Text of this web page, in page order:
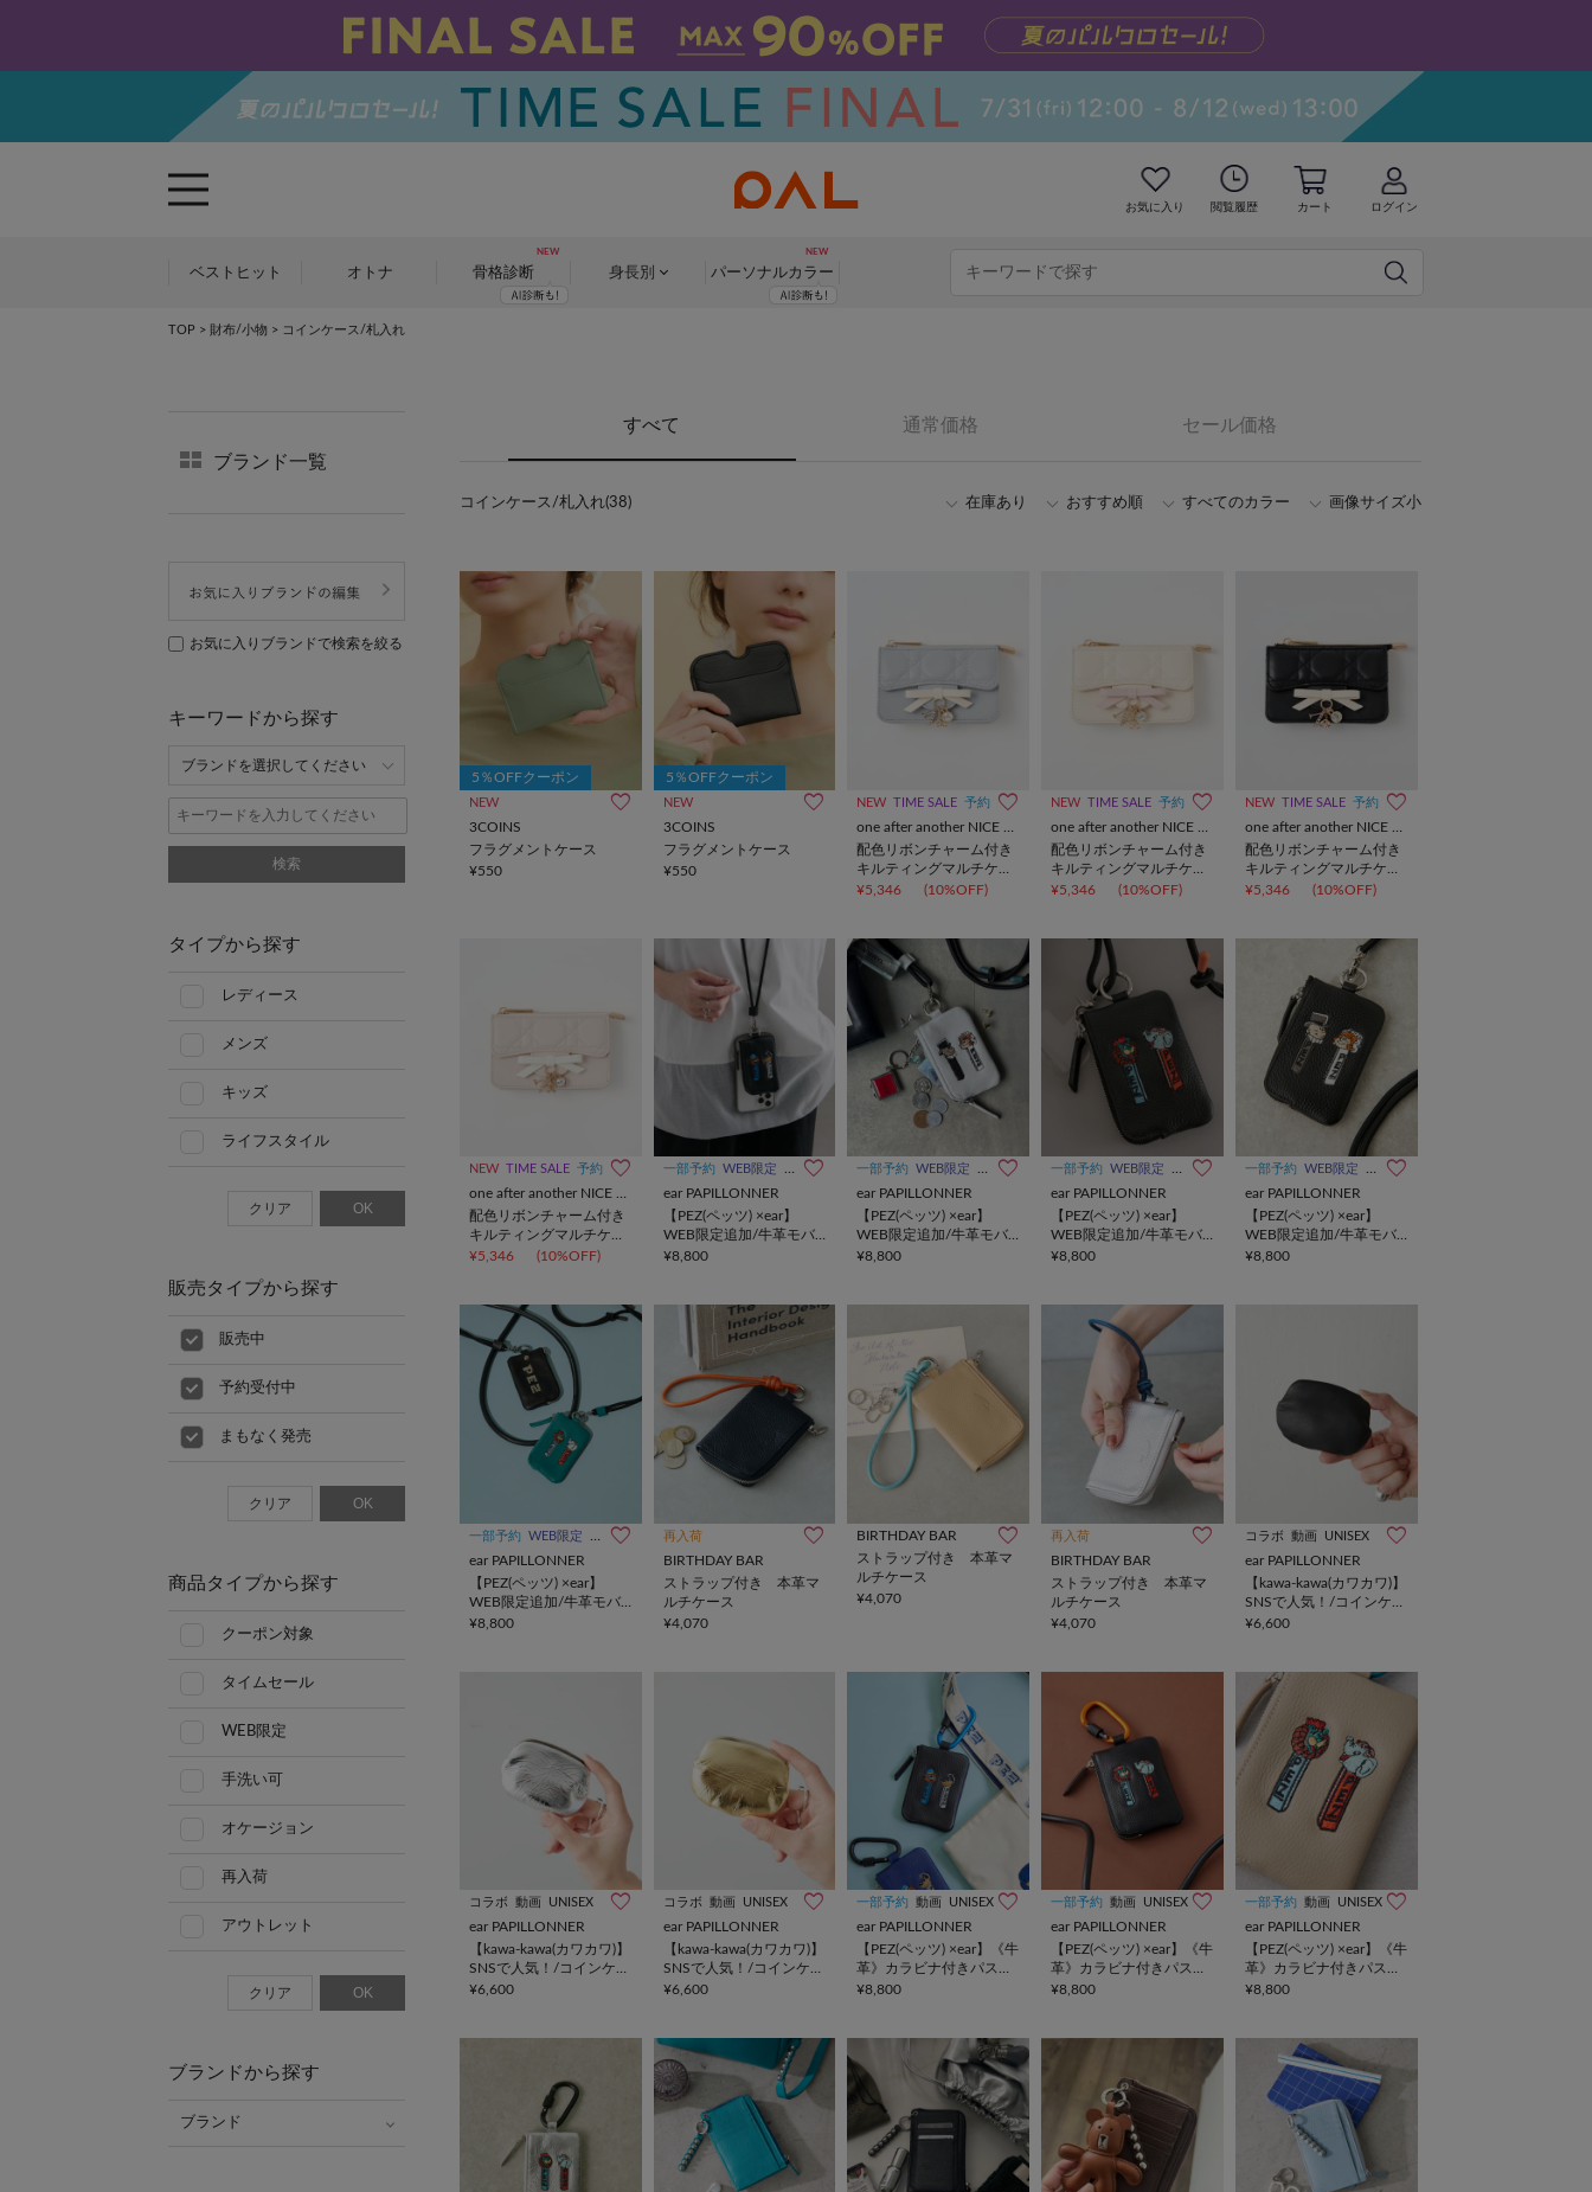
お気に入り 閲覧履歴 カート ログイン
ベストヒット オトナ 骨格診断 身長別 パーソナルカラー
TOP > 財布/小物 > コインケース/札入れ
すべて 通常価格 セール価格
コインケース/札入れ(38) 在庫あり おすすめ順 すべてのカラー 画像サイズ小
5％OFFクーポン
NEW
3COINS
フラグメントケース
¥550
5％OFFクーポン
NEW
3COINS
フラグメントケース
¥550
NEW TIME SALE 予約
配色リボンチャーム付き
キルティングマルチケー
ス
¥5,346 (10%OFF)
NEW TIME SALE 予約
配色リボンチャーム付き
キルティングマルチケー
ス
¥5,346 (10%OFF)
NEW TIME SALE 予約
配色リボンチャーム付き
キルティングマルチケー
ス
¥5,346 (10%OFF)
NEW TIME SALE 予約
配色リボンチャーム付き
キルティングマルチケー
ス
¥5,346 (10%OFF)
一部予約 WEB限定 UNISEX
ear PAPILLONNER
【PEZ(ペッツ) ×ear】
WEB限定追加/牛革モバ
イルストラップショルダ
¥8,800
一部予約 WEB限定 UNISEX
ear PAPILLONNER
【PEZ(ペッツ) ×ear】
WEB限定追加/牛革モバ
イルストラップショルダ
¥8,800
一部予約 WEB限定 UNISEX
ear PAPILLONNER
【PEZ(ペッツ) ×ear】
WEB限定追加/牛革モバ
イルストラップショルダ
¥8,800
一部予約 WEB限定 UNISEX
ear PAPILLONNER
【PEZ(ペッツ) ×ear】
WEB限定追加/牛革モバ
イルストラップショルダ
¥8,800
一部予約 WEB限定 UNISEX
ear PAPILLONNER
【PEZ(ペッツ) ×ear】
WEB限定追加/牛革モバ
イルストラップショルダ
¥8,800
再入荷
BIRTHDAY BAR
ストラップ付き 本革マ
ルチケース
¥4,070
BIRTHDAY BAR
ストラップ付き 本革マ
ルチケース
¥4,070
再入荷
BIRTHDAY BAR
ストラップ付き 本革マ
ルチケース
¥4,070
コラボ 動画 UNISEX
ear PAPILLONNER
【kawa-kawa(カワカワ)】
SNSで人気！/コインケー
ス/アクセサリーケース/
¥6,600
コラボ 動画 UNISEX
ear PAPILLONNER
【kawa-kawa(カワカワ)】
SNSで人気！/コインケー
ス/アクセサリーケース/
¥6,600
コラボ 動画 UNISEX
ear PAPILLONNER
【kawa-kawa(カワカワ)】
SNSで人気！/コインケー
ス/アクセサリーケース/
¥6,600
一部予約 動画 UNISEX
ear PAPILLONNER
【PEZ(ペッツ) ×ear】《牛
革》カラビナ付きパス＆
キーケース
¥8,800
一部予約 動画 UNISEX
ear PAPILLONNER
【PEZ(ペッツ) ×ear】《牛
革》カラビナ付きパス＆
キーケース
¥8,800
一部予約 動画 UNISEX
ear PAPILLONNER
【PEZ(ペッツ) ×ear】《牛
革》カラビナ付きパス＆
キーケース
¥8,800
ブランド一覧
お気に入りブランドで検索を絞る
キーワードから探す
検索
タイプから探す
レディース
メンズ
キッズ
ライフスタイル
クリア OK
販売タイプから探す
販売中
予約受付中
まもなく発売
クリア OK
商品タイプから探す
クーポン対象
タイムセール
WEB限定
手洗い可
オケージョン
再入荷
アウトレット
クリア OK
ブランドから探す
ブランド